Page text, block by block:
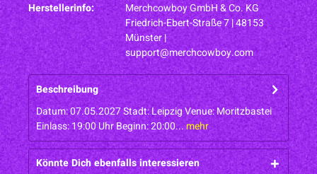
Herstellerinfo:
Merchcowboy GmbH & Co. KG
Friedrich-Ebert-Straße 7 | 48153
Münster |
support@merchcowboy.com
Beschreibung
Datum: 07.05.2027 Stadt: Leipzig Venue: Moritzbastei
Einlass: 19:00 Uhr Beginn: 20:00...mehr
Könnte Dich ebenfalls interessieren